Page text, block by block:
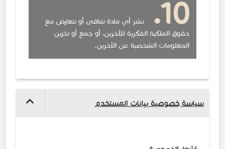
نشر أي مادة تتنافى أو تتعارض مع
حقوق الملكية الفكرية للآخرين، أو جمع أو تخزين
المعلومات الشخصية عن الآخرين.
سياسة خصوصية بيانات المستخدم​